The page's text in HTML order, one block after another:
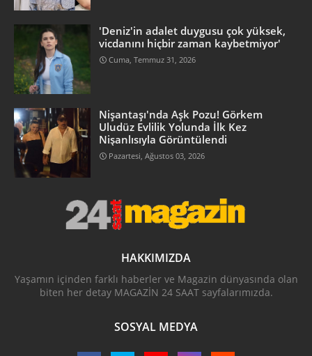
'Deniz'in adalet duygusu çok yüksek,
vicdanını hiçbir zaman kaybetmiyor'
Cuma, Temmuz 31, 2026
Nişantaşı'nda Aşk Pozu! Görkem
Uludüz Evlilik Yolunda İlk Kez
Nişanlısıyla Görüntülendi
Pazartesi, Ağustos 03, 2026
HAKKIMIZDA
Yaşamın içinden farklı haberler ve Magazin dünyasında olan
biten her detay MAGAZİN 24 SAAT sayfalarımızda.
SOSYAL MEDYA